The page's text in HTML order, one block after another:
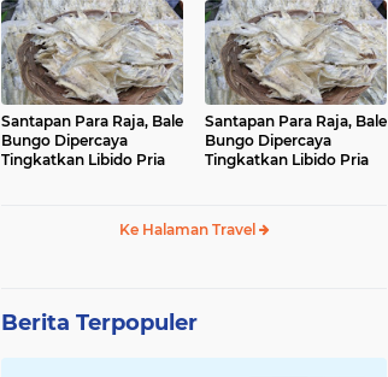
Santapan Para Raja, Bale
Bungo Dipercaya
Tingkatkan Libido Pria
Santapan Para Raja, Bale
Bungo Dipercaya
Tingkatkan Libido Pria
Ke Halaman Travel
Berita Terpopuler